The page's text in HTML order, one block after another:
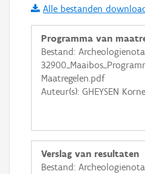
i
+ −
Basis Lagen
Alle bestanden
Programma van
Bestand: Archeologienota
Maatregelen.pdf
Auteur(s): GHEYSEN
Verslag van resultaten
Bestand: Archeologienota